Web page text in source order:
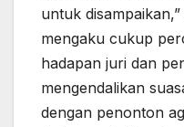
untuk
mengaku cukup
hadapan juri dan
mengendalikan
dengan penonton